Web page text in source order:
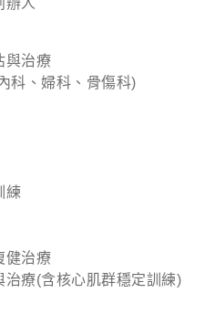
辦人
與治療
科、婦科、骨傷科)
練
健治療
治療(含核心肌群穩定訓練)